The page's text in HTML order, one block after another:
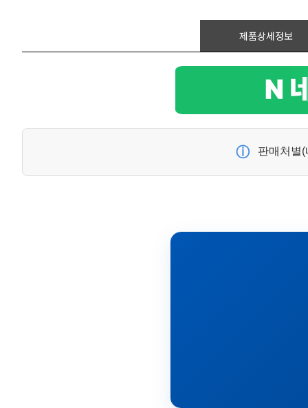
제품상세정보
ⓘ 판매처별